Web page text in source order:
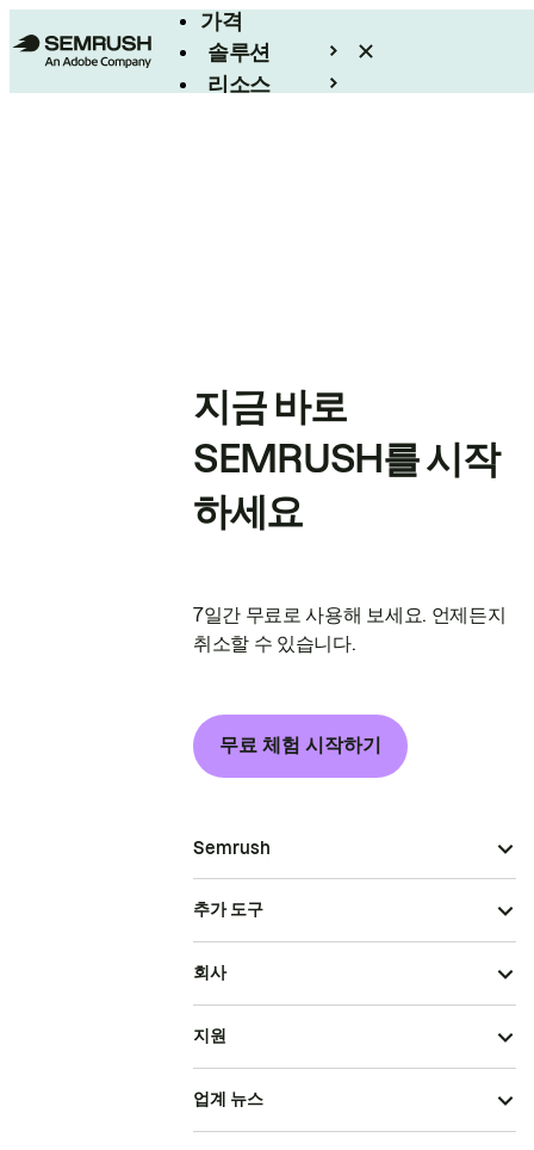
가격
솔루션
리소스
지금 바로
SEMRUSH를 시작
하세요
7일간 무료로 사용해 보세요. 언제든지
취소할 수 있습니다.
무료 체험 시작하기
Semrush
추가 도구
회사
지원
업계 뉴스